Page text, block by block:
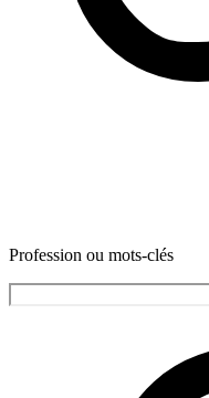
Profession ou mots-clés